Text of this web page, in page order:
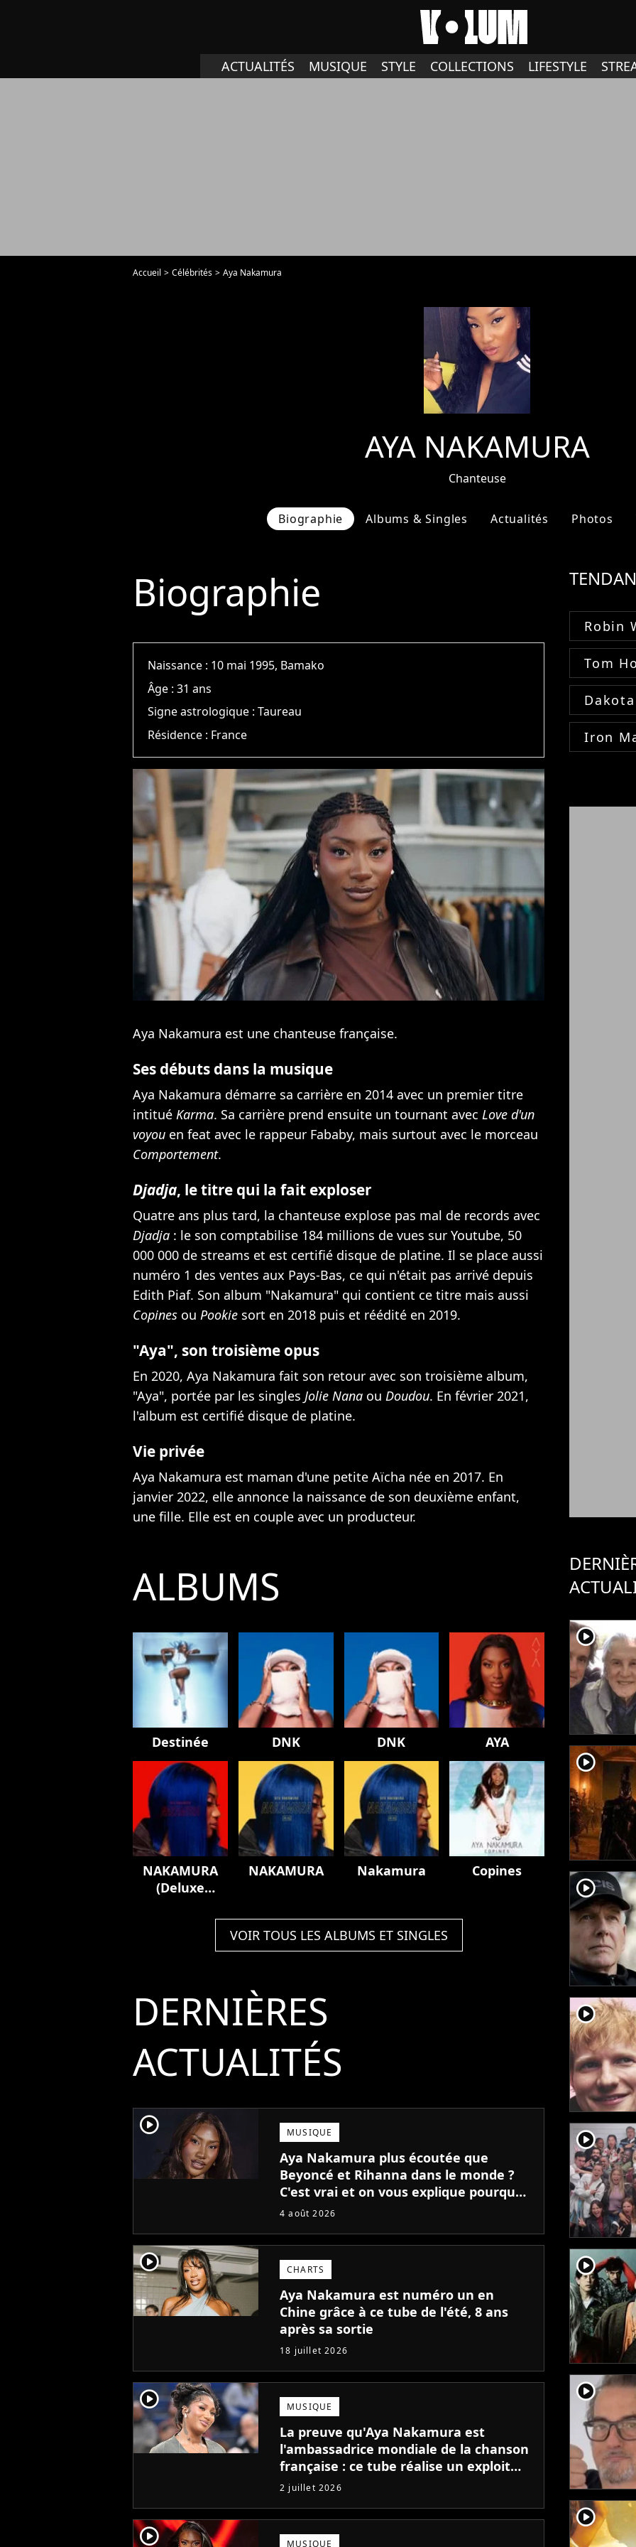
ACTUALITÉS MUSIQUE STYLE COLLECTIONS LIFESTYLE
Accueil Célébrités Aya Nakamura
AYA NAKAMURA
Chanteuse
Biographie Albums & Singles Actualités Photos
Biographie
Naissance : 10 mai 1995, Bamako
Âge :31 ans
Signe astrologique :Taureau
Résidence : France
Aya Nakamura est une chanteuse française.
Ses débuts dans la musique
Aya Nakamura démarre sa carrière en 2014 avec un premier titre
intitué Karma. Sa carrière prend ensuite un tournant avec Love d'un
voyou en feat avec le rappeur Fababy, mais surtout avec le morceau
Comportement.
Djadja, le titre qui la fait exploser
Quatre ans plus tard, la chanteuse explose pas mal de records avec
Djadja : le son comptabilise 184 millions de vues sur Youtube, 50
000 000 de streams et est certifié disque de platine. Il se place aussi
numéro 1 des ventes aux Pays-Bas, ce qui n'était pas arrivé depuis
Edith Piaf. Son album "Nakamura" qui contient ce titre mais aussi
Copines ou Pookie sort en 2018 puis et réédité en 2019.
"Aya", son troisième opus
En 2020, Aya Nakamura fait son retour avec son troisième album,
"Aya", portée par les singles Jolie Nana ou Doudou. En février 2021,
l'album est certifié disque de platine.
Vie privée
Aya Nakamura est maman d'une petite Aïcha née en 2017. En
janvier 2022, elle annonce la naissance de son deuxième enfant,
une fille. Elle est en couple avec un producteur.
ALBUMS
Destinée DNK DNK AYA
NAKAMURA
(Deluxe
NAKAMURA Nakamura Copines
VOIR TOUS LES ALBUMS ET SINGLES
DERNIÈRES
ACTUALITÉS
player2 MUSIQUE
Aya Nakamura plus écoutée que
Beyoncé et Rihanna dans le monde ?
C'est vrai et on vous explique pourquoi
!
4 août 2026
player2 CHARTS
Aya Nakamura est numéro un en
Chine grâce à ce tube de l'été, 8 ans
après sa sortie
18 juillet 2026
player2 MUSIQUE
La preuve qu'Aya Nakamura est
l'ambassadrice mondiale de la chanson
française : ce tube réalise un exploit
rare à l'étranger !
2 juillet 2026
player2 MUSIQUE
Robin
Tom
Iron
player2
player2
player2
player2
player2
player2
player2
player2